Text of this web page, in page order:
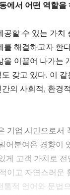
에서 어떤 역할을
공할 수 있는 가
를 해결하고자 한
을 이끌어 나가는
갖고 있다. 이
의 사회적, 환경
기업 시민으로서
어붙여온 경향이
게 고객 가치로
이고 자연스러운
통적 언어와 문법